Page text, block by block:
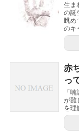
生ま
の誕
眺め
のキ
赤
っ
「
が難
を理